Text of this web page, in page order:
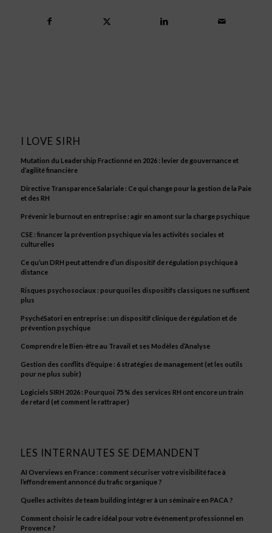
I LOVE SIRH
Mutation du Leadership Fractionné en 2026 : levier de gouvernance et
d’agilité financière
Directive Transparence Salariale : Ce qui change pour la gestion de la Paie
et des RH
Prévenir le burnout en entreprise : agir en amont sur la charge psychique
CSE : financer la prévention psychique via les activités sociales et
culturelles
Ce qu’un DRH peut attendre d’un dispositif de régulation psychique à
distance
Risques psychosociaux : pourquoi les dispositifs classiques ne suffisent
plus
PsychéSatori en entreprise : un dispositif clinique de régulation et de
prévention psychique
Comprendre le Bien-être au Travail et ses Modèles d’Analyse
Gestion des conflits d’équipe : 6 stratégies de management (et les outils
pour ne plus subir)
Logiciels SIRH 2026 : Pourquoi 75 % des services RH ont encore un train
de retard (et comment le rattraper)
LES INTERNAUTES SE DEMANDENT
AI Overviews en France : comment sécuriser votre visibilité face à
l’effondrement annoncé du trafic organique ?
Quelles activités de team building intégrer à un séminaire en PACA ?
Comment choisir le cadre idéal pour votre événement professionnel en
Provence ?